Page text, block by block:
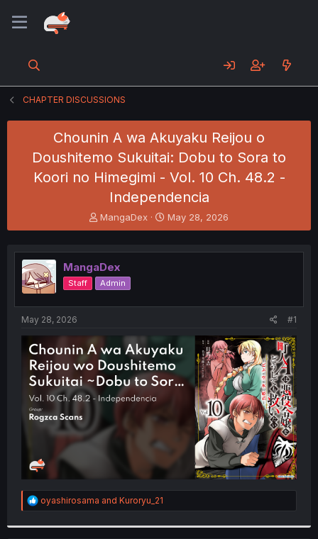
CHAPTER DISCUSSIONS
Chounin A wa Akuyaku Reijou o
Doushitemo Sukuitai: Dobu to Sora to
Koori no Himegimi - Vol. 10 Ch. 48.2 -
Independencia
T
h
e
a
d
s
t
e
r
MangaDex
S
t
r
t
May 28, 2026
MangaDex
Staff Admin
May 28, 2026 #1
R
e
oyashirosama and Kuroryu_21